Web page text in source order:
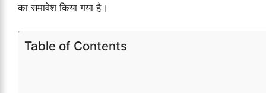
का समावेश किया गया है।
Table of Contents